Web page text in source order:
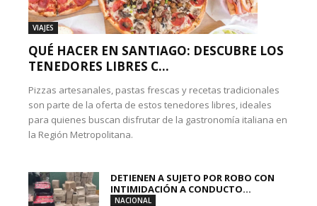
VIAJES
QUÉ HACER EN SANTIAGO: DESCUBRE LOS
TENEDORES LIBRES C...
Pizzas artesanales, pastas frescas y recetas tradicionales
son parte de la oferta de estos tenedores libres, ideales
para quienes buscan disfrutar de la gastronomía italiana en
la Región Metropolitana.
DETIENEN A SUJETO POR ROBO CON
INTIMIDACIÓN A CONDUCTO...
NACIONAL